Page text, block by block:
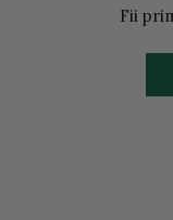
Fii